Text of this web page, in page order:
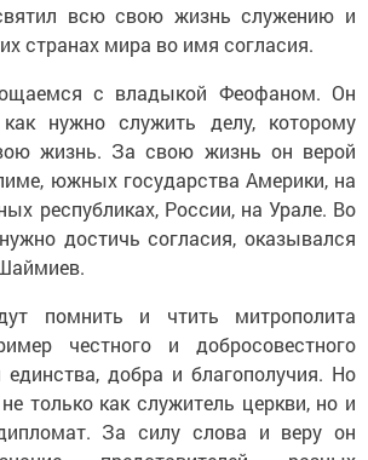
всю свою жизнь служению и
странах мира во имя согласия.
с владыкой Феофаном. Он
нужно служить делу, которому
жизнь. За свою жизнь он верой
южных государства Америки, на
республиках, России, на Урале. Во
достичь согласия, оказывался
помнить и чтить митрополита
честного и добросовестного
добра и благополучия. Но
только как служитель церкви, но и
За силу слова и веру он